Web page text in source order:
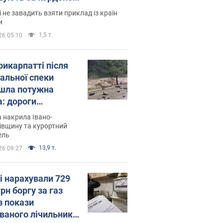
не завадить взяти приклад із країн
05:10 1,5 т.
після
спеки
потужна
дороги
на
Відео
накрила Івано-
та курортний
09:27 13,9 т.
нарахували 729
боргу за газ
покази
лічильника: